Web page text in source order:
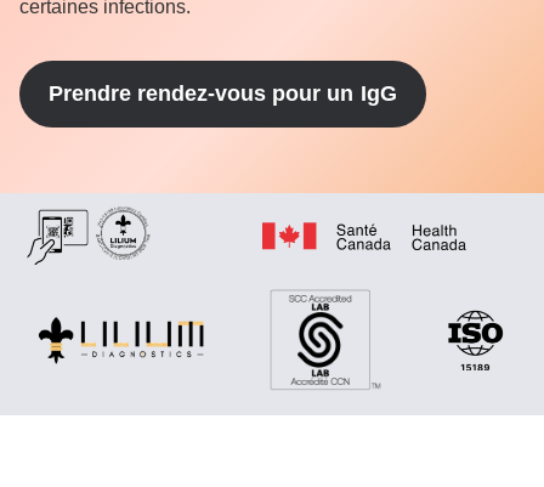
certaines infections.
Prendre rendez-vous pour un IgG